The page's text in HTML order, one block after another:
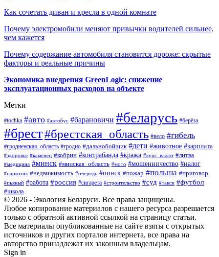
Как сочетать диван и кресла в одной комнате
Почему электромобили меняют привычки водителей сильнее,
чем кажется
Почему содержание автомобиля становится дороже: скрытые
факторы и реальные причины
Экономика внедрения GreenLogic: снижение
эксплуатационных расходов на объекте
Метки
#tochka #авто #автобус #барановичи #беларусь #берёза
#брест#брестская_область #вело #гибель
#гродненская_область #гродно #дальнобойщик #дети #животное #зарплата
#здоровье #каменец #кобрин #контрабанда #кража #курс_валют #литва
#медицина #минск #минская_область #мото #мошенничество #налог
#наркотик #недвижимость #очередь #пинск #пожар #польша #приговор
#пьяный #работа #россия #сигарета #строительство #суд #такси #футбол
#школа
© 2026 - Экология Беларуси. Все права защищены.
Любое копирование материалов с нашего ресурса разрешается
только с обратной активной ссылкой на страницу статьи.
Все материалы опубликованные на сайте взяты с открытых
источников и других порталов интернета, все права на
авторство принадлежат их законным владельцам.
Sign in